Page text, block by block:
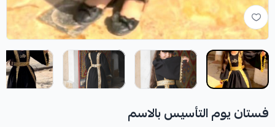
فستان يوم التأسيس بالاسم